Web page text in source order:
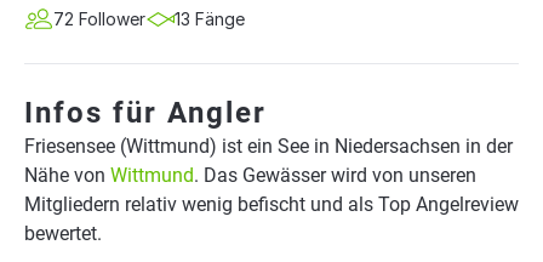
72 Follower 13 Fänge
Infos für Angler
Friesensee (Wittmund) ist ein See in Niedersachsen in der
Nähe von Wittmund. Das Gewässer wird von unseren
Mitgliedern relativ wenig befischt und als Top Angelreview
bewertet.